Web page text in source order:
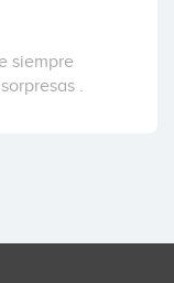
siempre
.